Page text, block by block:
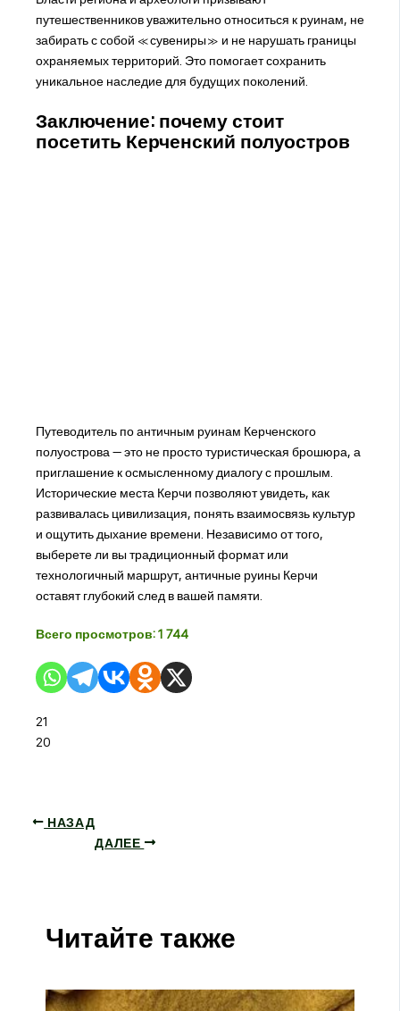
путешественников уважительно относиться к руинам, не
забирать с собой «сувениры» и не нарушать границы
охраняемых территорий. Это помогает сохранить
уникальное наследие для будущих поколений.
Заключение: почему стоит
посетить Керченский полуостров
Путеводитель по античным руинам Керченского
полуострова — это не просто туристическая брошюра, а
приглашение к осмысленному диалогу с прошлым.
Исторические места Керчи позволяют увидеть, как
развивалась цивилизация, понять взаимосвязь культур
и ощутить дыхание времени. Независимо от того,
выберете ли вы традиционный формат или
технологичный маршрут, античные руины Керчи
оставят глубокий след в вашей памяти.
Всего просмотров: 1 744
21
20
НАЗАД
ДАЛЕЕ
Читайте также